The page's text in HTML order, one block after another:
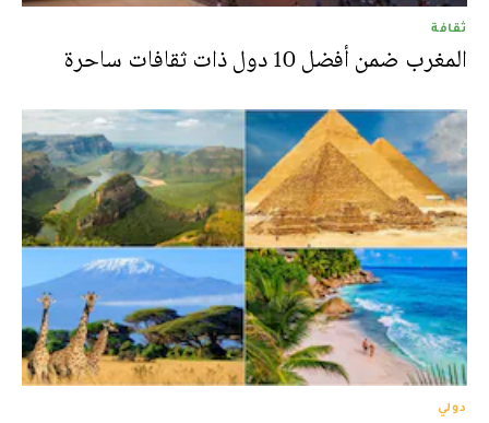
ثقافة
المغرب ضمن أفضل 10 دول ذات ثقافات ساحرة
دولي